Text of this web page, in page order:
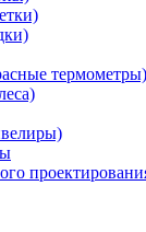
термометры)